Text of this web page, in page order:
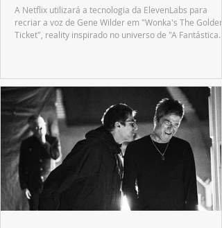
A Netflix utilizará a tecnologia da ElevenLabs para
recriar a voz de Gene Wilder em "Wonka's The Golden
Ticket", reality inspirado no universo de "A Fantástica